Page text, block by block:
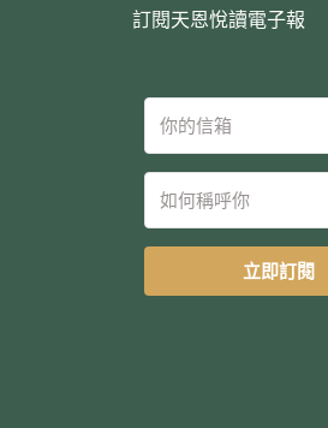
訂閱天恩悅讀電子報
立即訂閱